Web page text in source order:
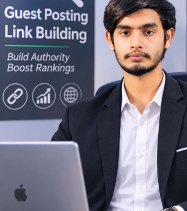
Lời khuyên ngắn gọn cho nhà đầu tư nhỏ
động thanh khoản trên các sàn lớn trong
nên FOMO hoặc hoảng loạn bán tháo khi
Hãy đặt lệnh dừng lỗ hợp lý và chờ xác
trước khi vào lệnh mới.
#10btc #650kusd #chotloinganhan
#btcmempool